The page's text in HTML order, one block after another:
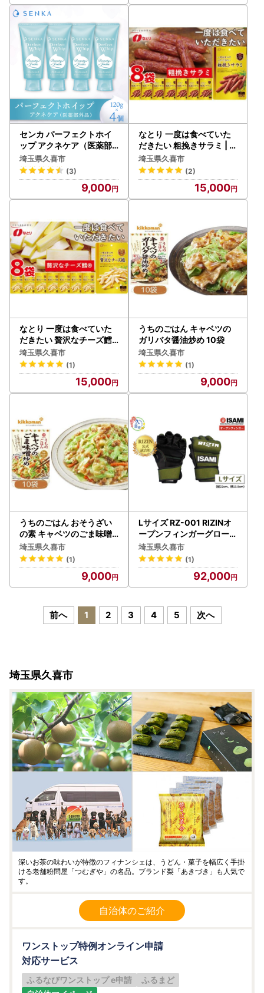
センカ パーフェクトホイ
ップ アクネケア（医薬部
外品） 120g 4個 | 美容 洗
顔
埼玉県久喜市
(3)
9,000
なとり 一度は食べていた
だきたい 粗挽きサラミ | つ
まみ お酒
埼玉県久喜市
(2)
15,000
なとり 一度は食べていた
だきたい 贅沢なチーズ鱈 |
つまみ お酒
埼玉県久喜市
(1)
15,000
うちのごはん キャベツの
ガリバタ醤油炒め 10袋
埼玉県久喜市
(1)
9,000
うちのごはん おそうざい
の素 キャベツのごま味噌
炒め 10袋 ｜ おかず お惣
菜
埼玉県久喜市
(1)
9,000
Lサイズ RZ-001 RIZINオ
ープンフィンガーグローブ
| ボクシング 格闘技用品
埼玉県久喜市
(1)
92,000
前へ 1 2 3 4 5 次へ
埼玉県久喜市
深いお茶の味わいが特徴のフィナンシェは、うどん・菓子を幅広く手掛
ける老舗粉問屋「つむぎや」の名品。ブランド梨「あきづき」も人気で
す。
自治体のご紹介
ワンストップ特例オンライン申請
対応サービス
ふるなびワンストップ e申請
ふるまど